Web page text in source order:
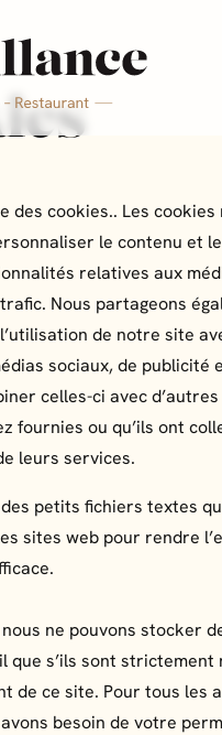
des cookies.. Les cookies
le contenu et
relatives aux
Nous partageons
de notre site
sociaux, de publicité
celles-ci avec
fournies ou qu’ils ont
leurs services.
petits fichiers textes
sites web pour rendre
ne pouvons stocker
que s’ils sont strictement
de ce site. Pour tous les
besoin de votre